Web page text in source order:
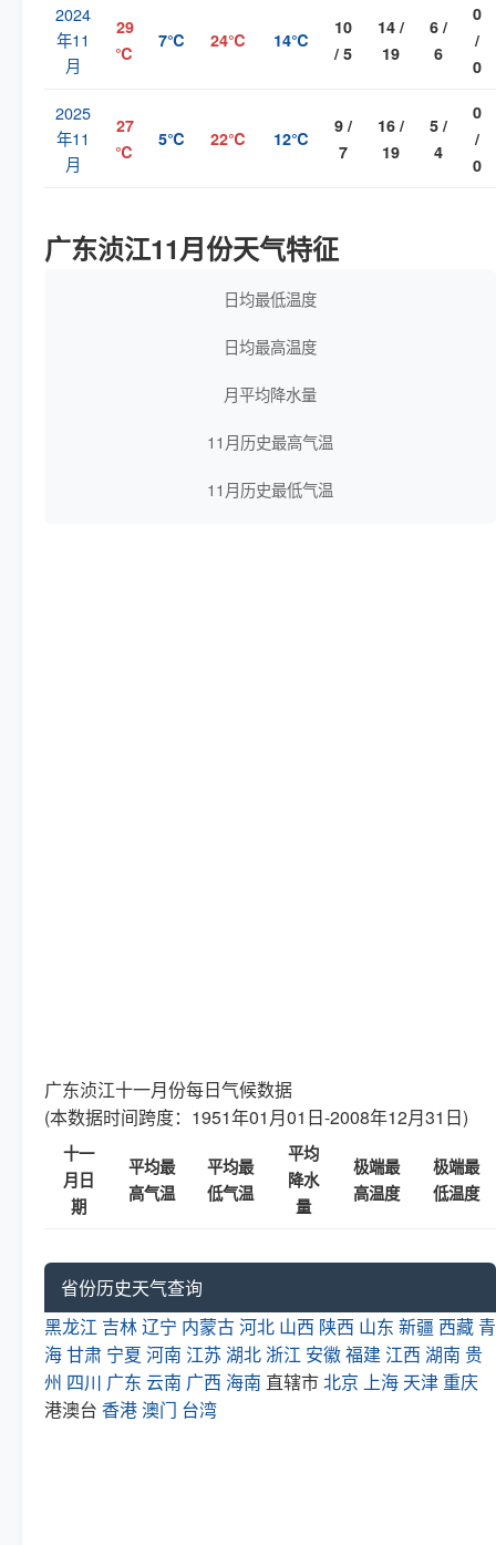
2024
年11
月
29
℃
7℃ 24℃ 14℃
10
/ 5
14 /
19
6 /
6
0
/
0
2025
年11
月
27
℃
5℃ 22℃ 12℃
9 /
7
16 /
19
5 /
4
0
/
0
广东浈江11月份天气特征
日均最低温度
日均最高温度
月平均降水量
11月历史最高气温
11月历史最低气温
广东浈江十一月份每日气候数据
(本数据时间跨度：1951年01月01日-2008年12月31日)
十一
月日
期
平均最
高气温
平均最
低气温
平均
降水
量
极端最
高温度
极端最
低温度
省份历史天气查询
黑龙江 吉林辽宁 内蒙古河北 山西 陕西 山东 新疆 西藏 青
海甘肃 宁夏 河南 江苏 湖北 浙江 安徽福建 江西 湖南 贵
州 四川 广东 云南 广西 海南 直辖市北京 上海 天津 重庆
港澳台 香港澳门 台湾